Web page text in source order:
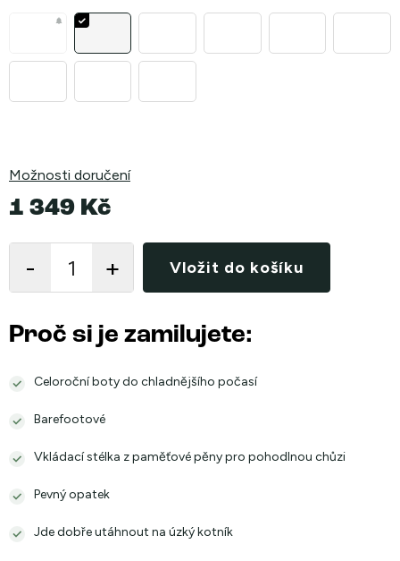
Možnosti doručení
1 349 Kč
cena:
Vložit do košíku
Proč si je zamilujete:
Celoroční boty do chladnějšího počasí
Barefootové
Vkládací stélka z paměťové pěny pro pohodlnou chůzi
Pevný opatek
Jde dobře utáhnout na úzký kotník